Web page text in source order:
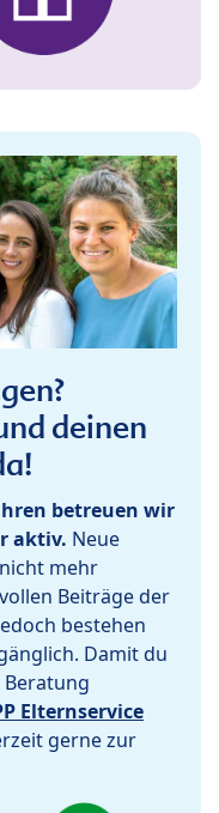
deinen
betreuen wir
aktiv. Neue
mehr
Beiträge der
bestehen
Damit du
Elternservice
gerne zur